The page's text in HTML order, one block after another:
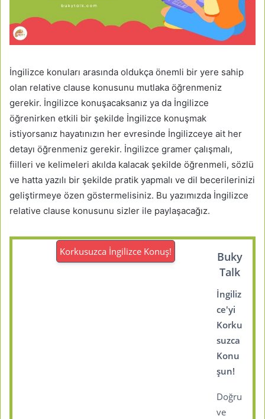
İngilizce konuları arasında oldukça önemli bir yere sahip
olan relative clause konusunu mutlaka öğrenmeniz
gerekir. İngilizce konuşacaksanız ya da İngilizce
öğrenirken etkili bir şekilde İngilizce konuşmak
istiyorsanız hayatınızın her evresinde İngilizceye ait her
detayı öğrenmeniz gerekir. İngilizce gramer çalışmalı,
fiilleri ve kelimeleri akılda kalacak şekilde öğrenmeli, sözlü
ve hatta yazılı bir şekilde pratik yapmalı ve dil becerilerinizi
geliştirmeye özen göstermelisiniz. Bu yazımızda İngilizce
relative clause konusunu sizler ile paylaşacağız.
Korkusuzca İngilizce Konuş!
Buky
Talk
İngiliz
ce'yi
Korku
suzca
Konu
şun!
Doğru
ve